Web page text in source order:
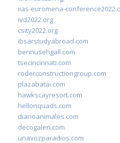
iias-euromena-
ivd2022.org
csity2022.org
ibsarstudyabroad.com
bennusehgall.com
tsecincinnati.com
roderconstructiongroup.com
plazabatai.com
hawkscayresort.com
hellonquads.com
diarioanimales.com
decogaleri.com
unavozparadios.com